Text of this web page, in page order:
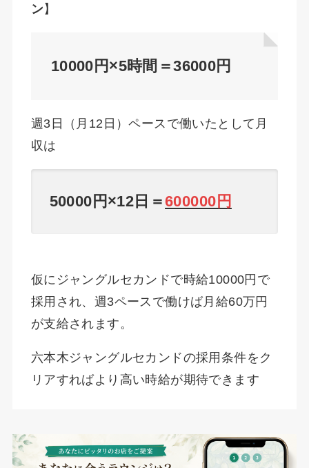
ン】
10000円×5時間＝36000円
週3日（月12日）ペースで働いたとして月
収は
50000円×12日＝600000円
仮にジャングルセカンドで時給10000円で
採用され、週3ペースで働けば月給60万円
が支給されます。
六本木ジャングルセカンドの採用条件をク
リアすればより高い時給が期待できます